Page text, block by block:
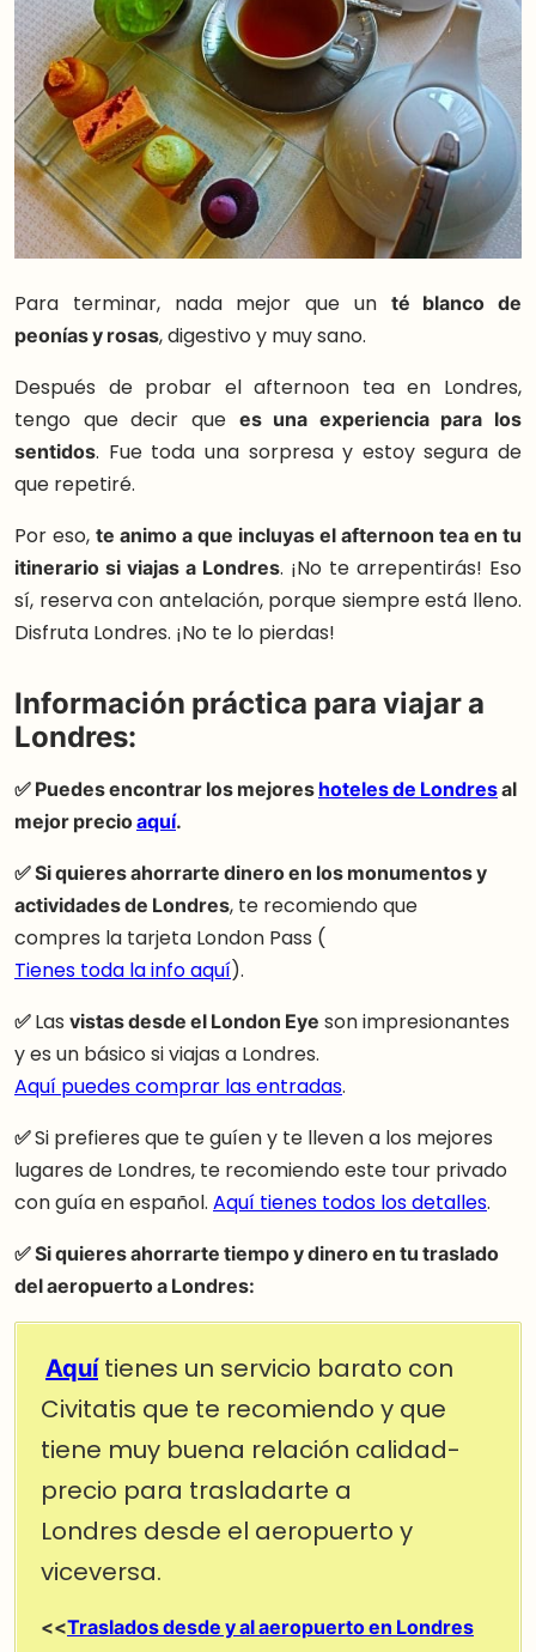
Para terminar, nada mejor que un té blanco de
peonías y rosas, digestivo y muy sano.
Después de probar el afternoon tea en Londres,
tengo que decir que es una experiencia para los
sentidos. Fue toda una sorpresa y estoy segura de
que repetiré.
Por eso, te animo a que incluyas el afternoon tea en tu
itinerario si viajas a Londres. ¡No te arrepentirás! Eso
sí, reserva con antelación, porque siempre está lleno.
Disfruta Londres. ¡No te lo pierdas!
Información práctica para viajar a
Londres:
✅ Puedes encontrar los mejoreshoteles de Londresal
mejor precioaquí.
✅ Si quieres ahorrarte dinero en los monumentos y
actividades de Londres, te recomiendo que
compres la tarjeta London Pass (
Tienes toda la info aquí).
✅Las vistas desde el London Eye son impresionantes
y es un básico si viajas a Londres.
Aquí puedes comprar las entradas.
✅Si prefieres que te guíen y te lleven a los mejores
lugares de Londres, te recomiendo este tour privado
con guía en español. Aquí tienes todos los detalles.
✅ Si quieres ahorrarte tiempo y dinero en tu traslado
del aeropuerto a Londres:
Aquítienes un servicio barato con
Civitatis que te recomiendo y que
tiene muy buena relación calidad-
precio para trasladarte a
Londres desde el aeropuerto y
viceversa.
<<Traslados desde y al aeropuerto en Londres